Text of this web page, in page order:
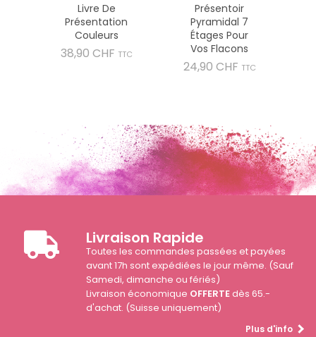
Livre De
Présentation
Couleurs
38,90 CHF Prix
TTC
Présentoir
Pyramidal 7
Étages Pour
Vos Flacons
24,90 CHF Prix
TTC
Livraison Rapide
Toutes les commandes passées et payées
avant 17h sont expédiées le jour même. (Sauf
Samedi, dimanche ou fériés)
Livraison économique OFFERTEdès 65.-
d'achat. (Suisse uniquement)
Plus d'info